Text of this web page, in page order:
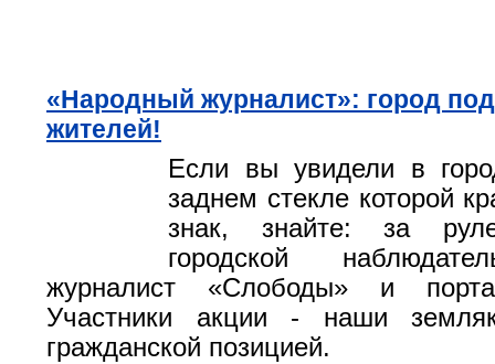
«Народный журналист»: город
жителей!
Если вы увидели в
заднем стекле которой
знак, знайте: за
городской
журналист «Слободы» и
Участники акции - наши
гражданской позицией.